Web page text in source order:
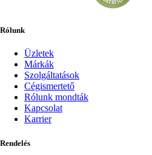
Rólunk
Üzletek
Márkák
Szolgáltatások
Cégismertető
Rólunk mondták
Kapcsolat
Karrier
Rendelés